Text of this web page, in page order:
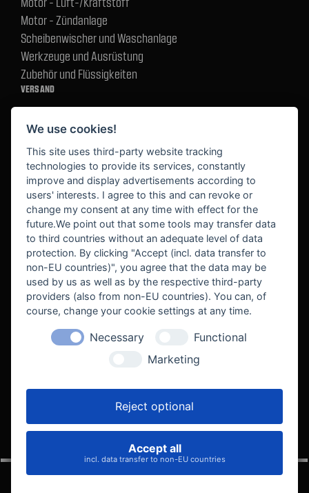
Motor - Zündanlage
Scheibenwischer und Waschanlage
Werkzeuge und Ausrüstung
Zubehör und Flüssigkeiten
VERSAND
BEKANNT AUS
VELOCITY AUTOMOTIVE
We use cookies!
This site uses third-party website tracking
technologies to provide its services, constantly
improve and display advertisements according to
users' interests. I agree to this and can revoke or
change my consent at any time with effect for the
future.We point out that some tools may transfer data
to third countries without an adequate level of data
protection. By clicking "Accept (incl. data transfer to
non-EU countries)", you agree that the data may be
used by us as well as by the respective third-party
providers (also from non-EU countries). You can, of
course, change your cookie settings at any time.
Necessary
Functional
Marketing
Reject optional
Accept all
incl. data transfer to non-EU countries